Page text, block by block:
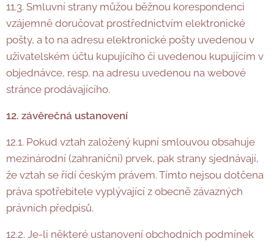
11.3. Smluvní strany můžou běžnou korespondenci
vzájemně doručovat prostřednictvím elektronické
pošty, a to na adresu elektronické pošty uvedenou v
uživatelském účtu kupujícího či uvedenou kupujícím v
objednávce, resp. na adresu uvedenou na webové
stránce prodávajícího.
12. závěrečná ustanovení
12.1. Pokud vztah založený kupní smlouvou obsahuje
mezinárodní (zahraniční) prvek, pak strany sjednávají,
že vztah se řídí českým právem. Tímto nejsou dotčena
práva spotřebitele vyplývající z obecně závazných
právních předpisů.
12.2. Je-li některé ustanovení obchodních podmínek